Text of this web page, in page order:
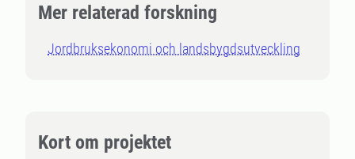
Mer relaterad forskning
Jordbruksekonomi och landsbygdsutveckling
Kort om projektet